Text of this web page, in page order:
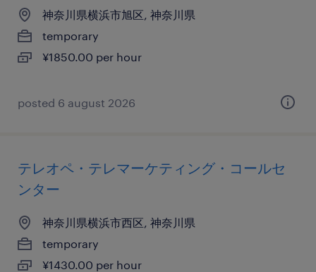
神奈川県横浜市旭区, 神奈川県
temporary
¥1850.00 per hour
posted 6 august 2026
テレオペ・テレマーケティング・コールセ
ンター
神奈川県横浜市西区, 神奈川県
temporary
¥1430.00 per hour